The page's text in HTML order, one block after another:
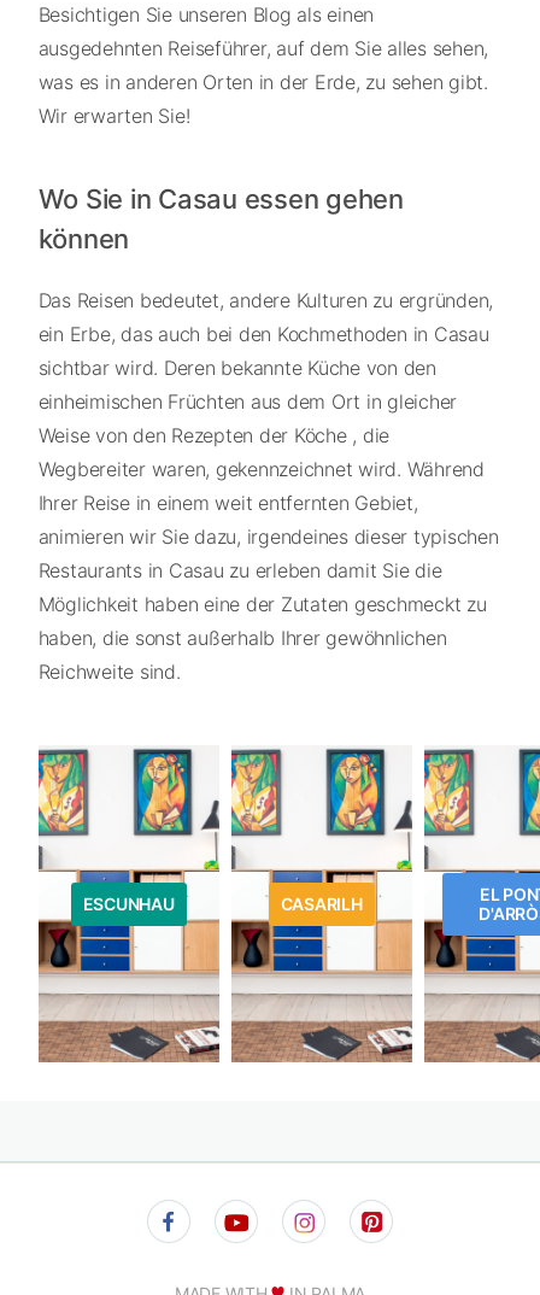
Besichtigen Sie unseren Blog als einen
ausgedehnten Reiseführer, auf dem Sie alles sehen,
was es in anderen Orten in der Erde, zu sehen gibt.
Wir erwarten Sie!
Wo Sie in Casau essen gehen
können
Das Reisen bedeutet, andere Kulturen zu ergründen,
ein Erbe, das auch bei den Kochmethoden in Casau
sichtbar wird. Deren bekannte Küche von den
einheimischen Früchten aus dem Ort in gleicher
Weise von den Rezepten der Köche , die
Wegbereiter waren, gekennzeichnet wird. Während
Ihrer Reise in einem weit entfernten Gebiet,
animieren wir Sie dazu, irgendeines dieser typischen
Restaurants in Casau zu erleben damit Sie die
Möglichkeit haben eine der Zutaten geschmeckt zu
haben, die sonst außerhalb Ihrer gewöhnlichen
Reichweite sind.
ESCUNHAU CASARILH
EL